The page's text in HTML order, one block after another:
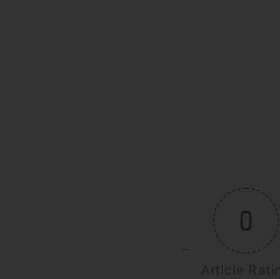
0
Article